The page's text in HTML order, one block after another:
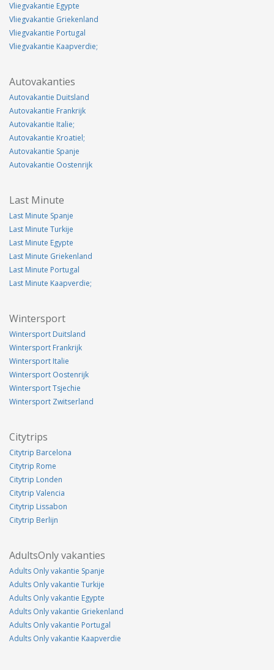
Vliegvakantie Egypte
Vliegvakantie Griekenland
Vliegvakantie Portugal
Vliegvakantie Kaapverdie;
Autovakanties
Autovakantie Duitsland
Autovakantie Frankrijk
Autovakantie Italie;
Autovakantie Kroatiel;
Autovakantie Spanje
Autovakantie Oostenrijk
Last Minute
Last Minute Spanje
Last Minute Turkije
Last Minute Egypte
Last Minute Griekenland
Last Minute Portugal
Last Minute Kaapverdie;
Wintersport
Wintersport Duitsland
Wintersport Frankrijk
Wintersport Italie
Wintersport Oostenrijk
Wintersport Tsjechie
Wintersport Zwitserland
Citytrips
Citytrip Barcelona
Citytrip Rome
Citytrip Londen
Citytrip Valencia
Citytrip Lissabon
Citytrip Berlijn
AdultsOnly vakanties
Adults Only vakantie Spanje
Adults Only vakantie Turkije
Adults Only vakantie Egypte
Adults Only vakantie Griekenland
Adults Only vakantie Portugal
Adults Only vakantie Kaapverdie